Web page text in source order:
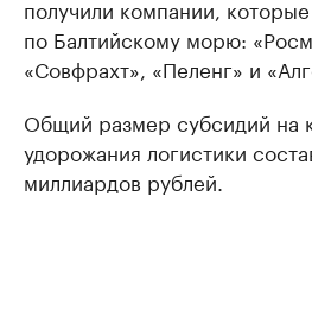
получили компании,
по Балтийскому морю:
«Совфрахт», «Пеленг» и
Общий размер субсидий на
удорожания логистики
миллиардов рублей.